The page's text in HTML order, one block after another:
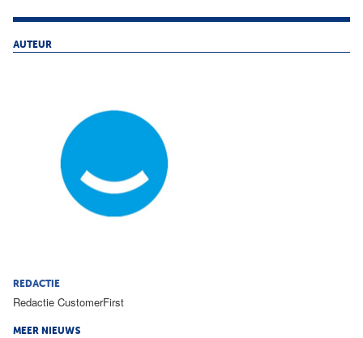
AUTEUR
REDACTIE
Redactie CustomerFirst
MEER NIEUWS